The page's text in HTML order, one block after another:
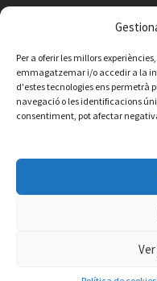
Per a oferir les millors
emmagatzemar i/o accedir a la
d'estes tecnologies ens permetrà
navegació o les identificacions
consentiment, pot afectar
© 2026 Ajuntament de